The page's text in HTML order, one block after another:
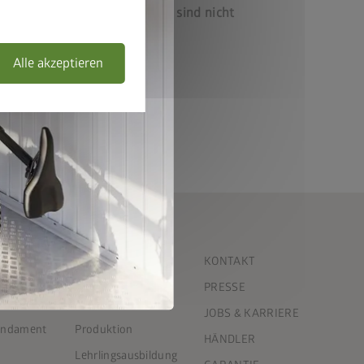
Alle akzeptieren
zusätzliche ALU-Bodenplatte sind nicht
UNTERNEHMEN
Offene Stellen
Produktion
Lehrlingsausbildung
KONTAKT
PRESSE
JOBS & KARRIERE
HÄNDLER